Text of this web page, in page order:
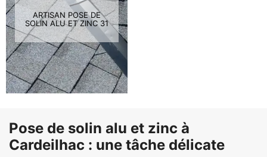
ARTISAN POSE DE
SOLIN ALU ET ZINC 31
Pose de solin alu et zinc à
Cardeilhac : une tâche délicate